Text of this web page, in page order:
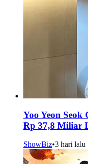
Yoo Yeon
Rp 37,8 Miliar
ShowBiz•3 hari lalu